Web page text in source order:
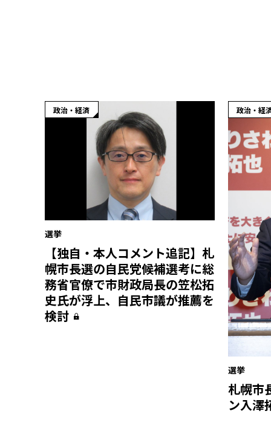
政治・経済
選挙
【独自・本人コメント追記】札
幌市長選の自民党候補選考に総
務省官僚で市財政局長の笠松拓
史氏が浮上、自民市議が推薦を
検討
政治・経
選挙
札幌市
ン――入